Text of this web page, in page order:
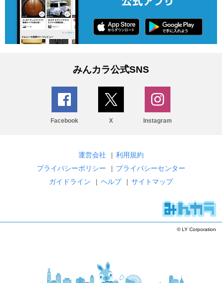
みんカラ公式SNS
Facebook X Instagram
運営会社 | 利用規約
プライバシーポリシー
| プライバシーセンター
ガイドライン
| ヘルプ | サイトマップ
© LY Corporation